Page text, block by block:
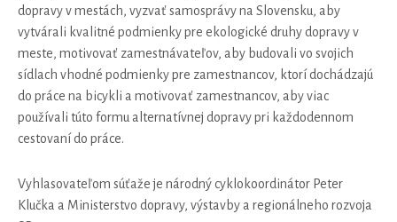
dopravy v mestách, vyzvať samosprávy na Slovensku, aby
vytvárali kvalitné podmienky pre ekologické druhy dopravy v
meste, motivovať zamestnávateľov, aby budovali vo svojich
sídlach vhodné podmienky pre zamestnancov, ktorí dochádzajú
do práce na bicykli a motivovať zamestnancov, aby viac
používali túto formu alternatívnej dopravy pri každodennom
cestovaní do práce.
Vyhlasovateľom súťaže je národný cyklokoordinátor Peter
Klučka a Ministerstvo dopravy, výstavby a regionálneho rozvoja